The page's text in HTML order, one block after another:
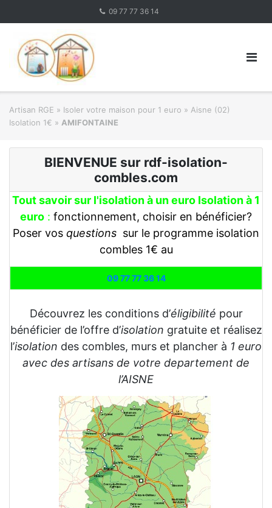
09 77 77 36 14
Artisan RGE » Isoler votre maison pour 1 euro » Aisne (02)
Isolation 1€ » AMIFONTAINE
BIENVENUE sur rdf-isolation-
combles.com
Tout savoir sur l'isolation à un euro Isolation à 1
euro : fonctionnement, choisir en bénéficier?
Poser vos questions sur le programme isolation
combles 1€ au
09 77 77 36 14
Découvrez les conditions d’éligibilité pour
bénéficier de l’offre d’isolation gratuite et réalisez
l’isolation des combles, murs et plancher à 1 euro
avec des artisans de votre departement de
l’AISNE